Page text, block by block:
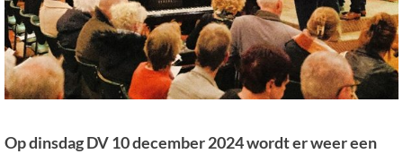
Op dinsdag DV 10 december 2024 wordt er weer een